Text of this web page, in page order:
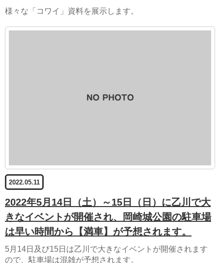
様々な「コワイ」資料を展示します。
2022.05.11
2022年5月14日（土）～15日（日）に乙川で大
きなイベントが開催され、岡崎城公園の駐車場
は早い時間から【満車】が予想されます。
5月14日及び15日は乙川で大きなイベントが開催されます
ので、駐車場は混雑が予想されます。